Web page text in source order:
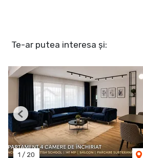
Te-ar putea interesa și:
1 / 20
Previous